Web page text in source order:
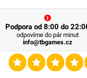
Podpora od 8:00 do
odpovíme do pár minut
info@tbgames.cz